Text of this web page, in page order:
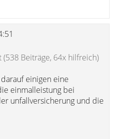
(538 Beiträge, 64x hilfreich)
einigen eine
einmalleistung bei
unfallversicherung und die